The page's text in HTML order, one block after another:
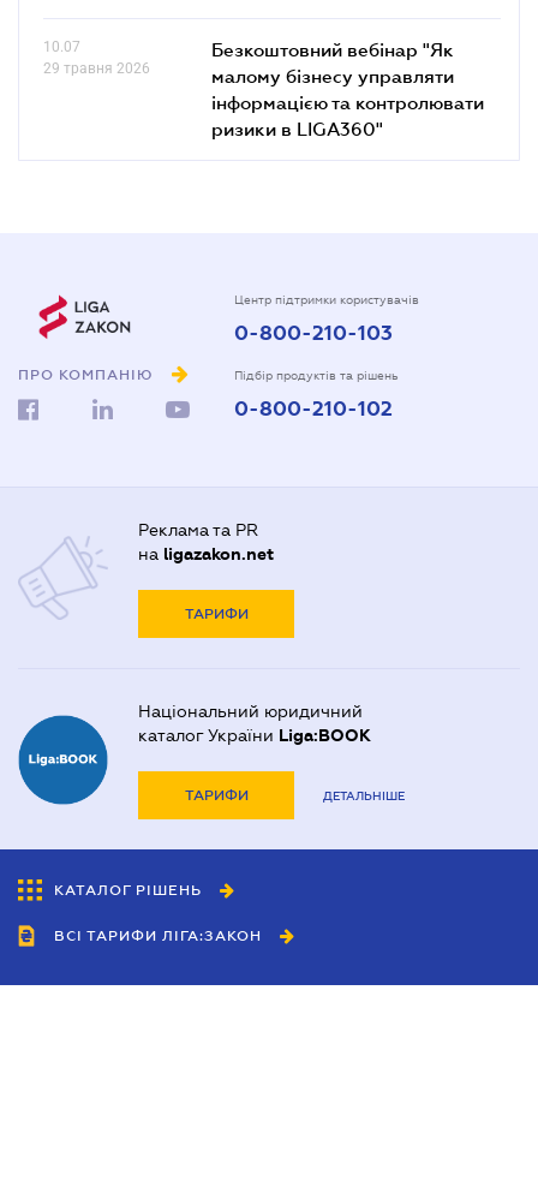
10.07
29 травня 2026
Безкоштовний вебінар "Як
малому бізнесу управляти
інформацією та контролювати
ризики в LIGA360"
ПРО КОМПАНІЮ
Центр підтримки користувачів
0-800-210-103
Підбір продуктів та рішень
0-800-210-102
Реклама та PR
на ligazakon.net
ТАРИФИ
Національний юридичний
каталог України Liga:BOOK
ТАРИФИ ДЕТАЛЬНІШЕ
КАТАЛОГ РІШЕНЬ
ВСІ ТАРИФИ ЛІГА:ЗАКОН